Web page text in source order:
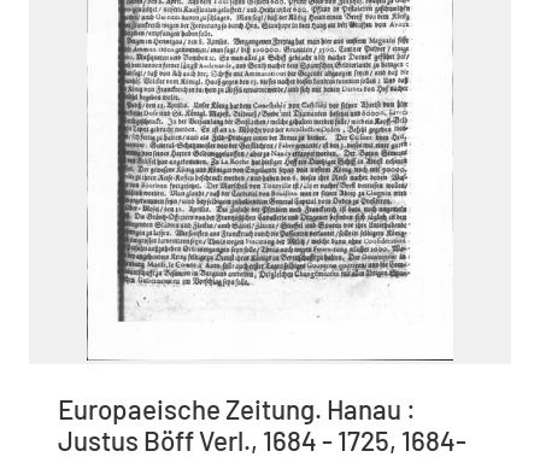
Europaeische Zeitung. Hanau :
Justus Böff Verl., 1684 - 1725, 1684-